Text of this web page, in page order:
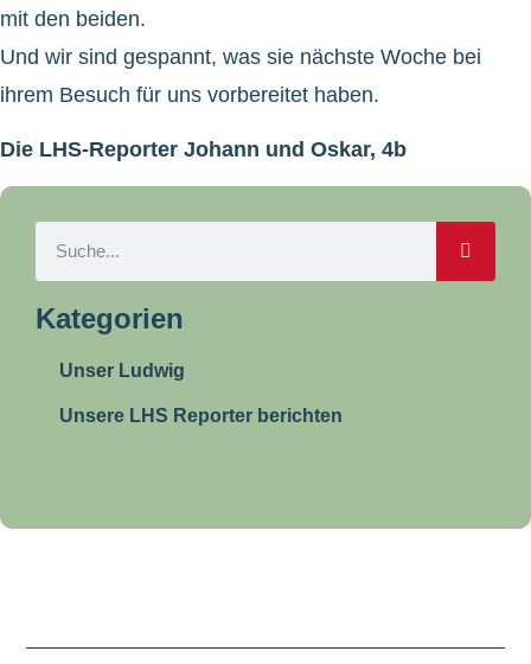
mit den beiden.
Und wir sind gespannt, was sie nächste Woche bei
ihrem Besuch für uns vorbereitet haben.
Die LHS-Reporter Johann und Oskar, 4b
Kategorien
Unser Ludwig
Unsere LHS Reporter berichten